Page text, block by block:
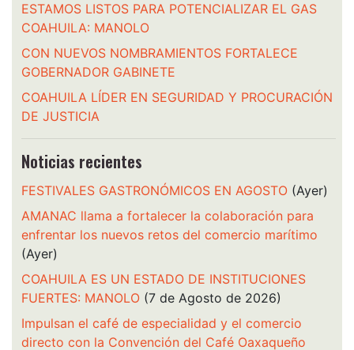
ESTAMOS LISTOS PARA POTENCIALIZAR EL GAS
COAHUILA: MANOLO
CON NUEVOS NOMBRAMIENTOS FORTALECE
GOBERNADOR GABINETE
COAHUILA LÍDER EN SEGURIDAD Y PROCURACIÓN
DE JUSTICIA
Noticias recientes
FESTIVALES GASTRONÓMICOS EN AGOSTO (Ayer)
AMANAC llama a fortalecer la colaboración para
enfrentar los nuevos retos del comercio marítimo
(Ayer)
COAHUILA ES UN ESTADO DE INSTITUCIONES
FUERTES: MANOLO (7 de Agosto de 2026)
Impulsan el café de especialidad y el comercio
directo con la Convención del Café Oaxaqueño